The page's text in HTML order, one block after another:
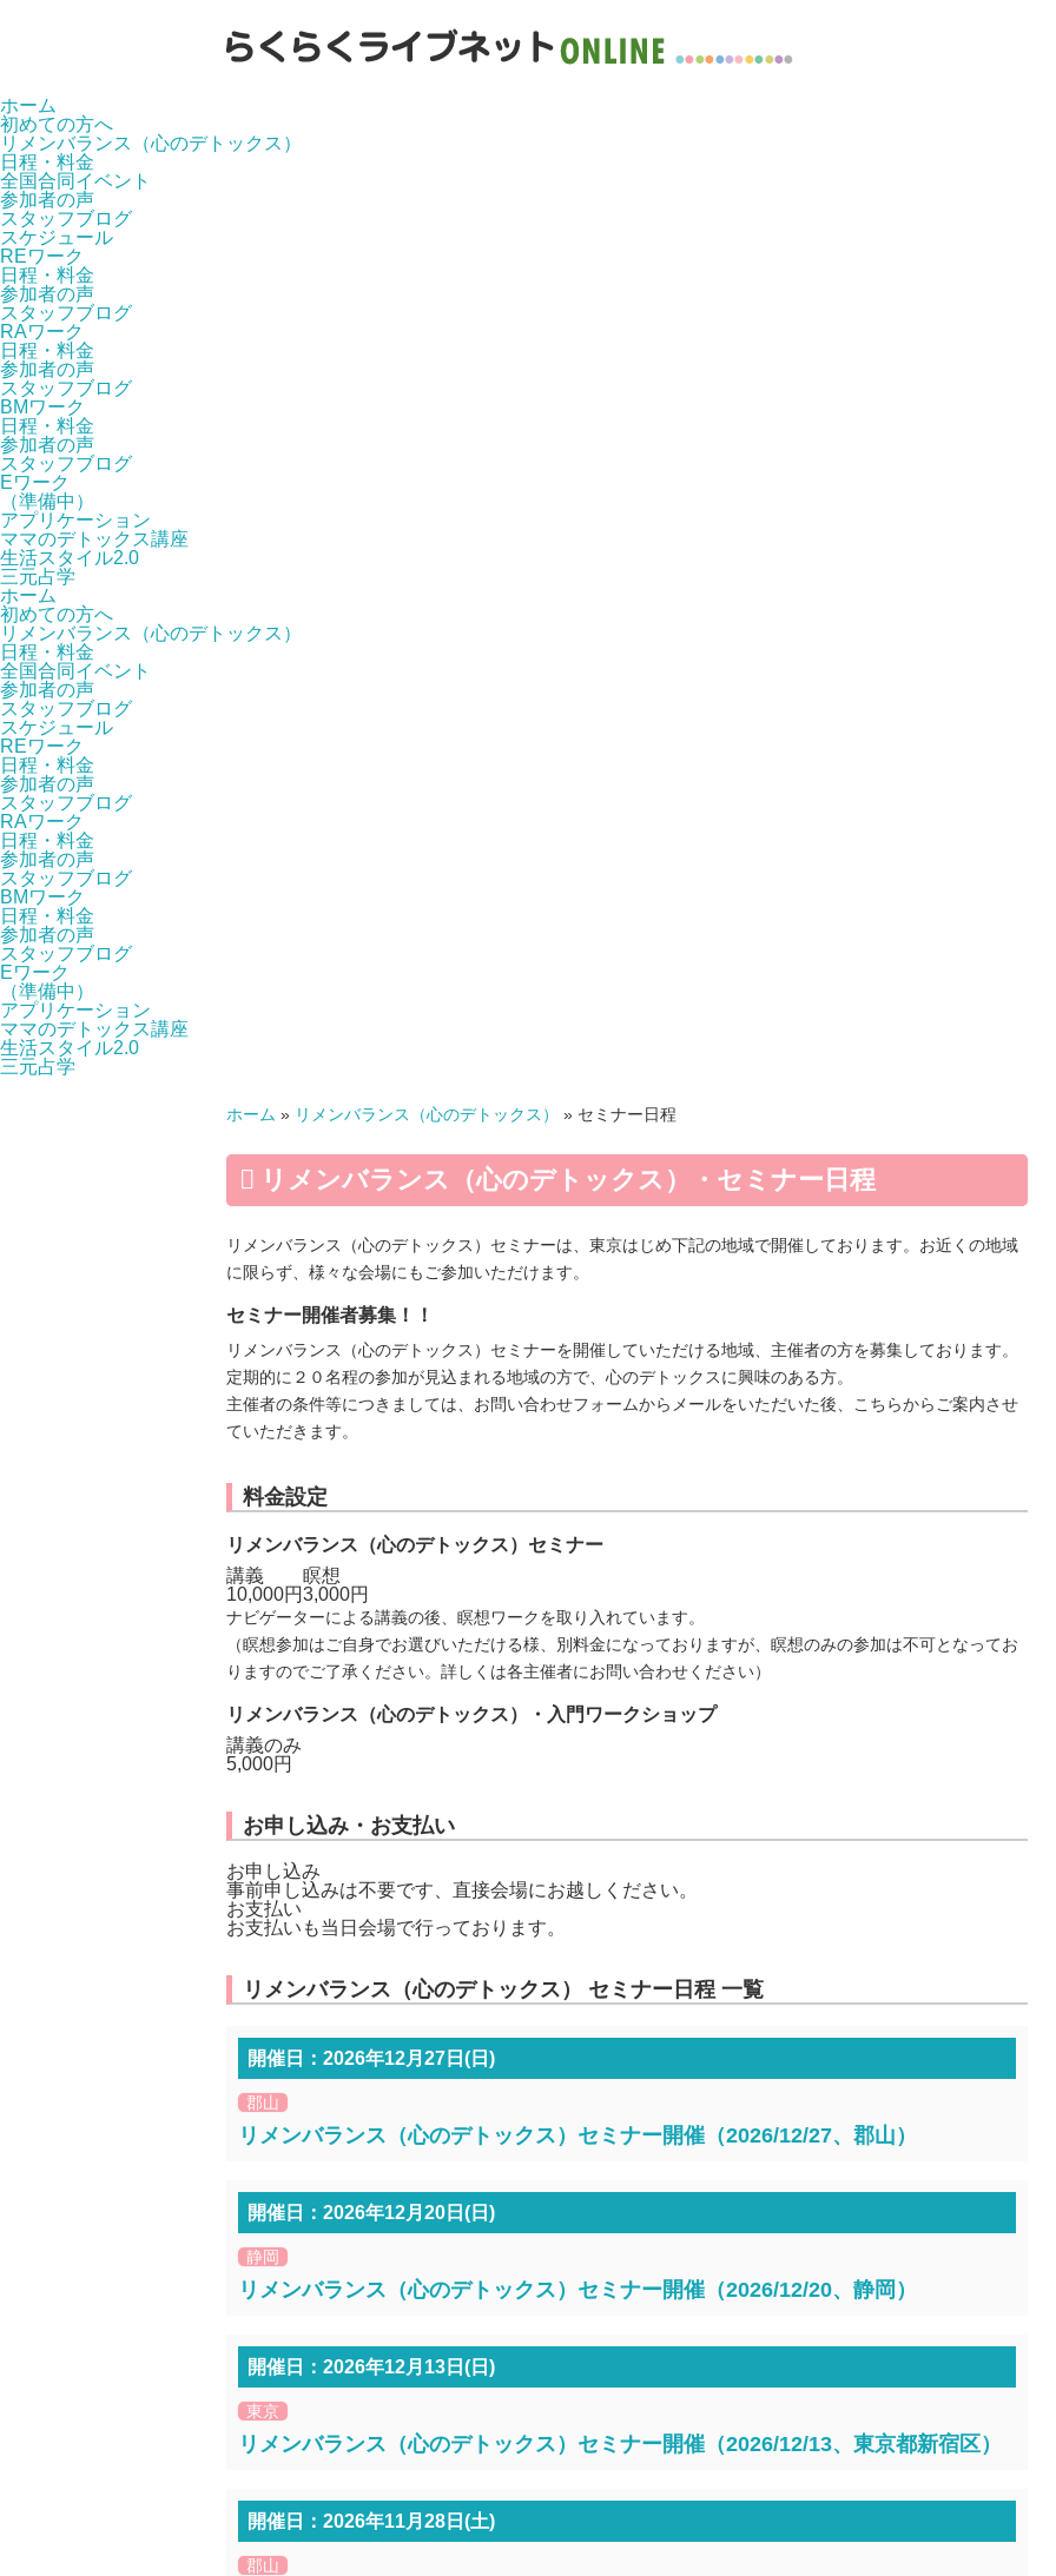
●●●●●●●●●●●●
ホーム
初めての方へ
リメンバランス（心のデトックス）
日程・料金
全国合同イベント
参加者の声
スタッフブログ
スケジュール
REワーク
日程・料金
参加者の声
スタッフブログ
RAワーク
日程・料金
参加者の声
スタッフブログ
BMワーク
日程・料金
参加者の声
スタッフブログ
Eワーク
（準備中）
アプリケーション
ママのデトックス講座
生活スタイル2.0
三元占学
ホーム
初めての方へ
リメンバランス（心のデトックス）
日程・料金
全国合同イベント
参加者の声
スタッフブログ
スケジュール
REワーク
日程・料金
参加者の声
スタッフブログ
RAワーク
日程・料金
参加者の声
スタッフブログ
BMワーク
日程・料金
参加者の声
スタッフブログ
Eワーク
（準備中）
アプリケーション
ママのデトックス講座
生活スタイル2.0
三元占学
ホーム » リメンバランス（心のデトックス） » セミナー日程
リメンバランス（心のデトックス）・セミナー日程
リメンバランス（心のデトックス）セミナーは、東京はじめ下記の地域で開催しております。お近くの地域
に限らず、様々な会場にもご参加いただけます。
セミナー開催者募集！！
リメンバランス（心のデトックス）セミナーを開催していただける地域、主催者の方を募集しております。
定期的に２０名程の参加が見込まれる地域の方で、心のデトックスに興味のある方。
主催者の条件等につきましては、お問い合わせフォームからメールをいただいた後、こちらからご案内させ
ていただきます。
料金設定
リメンバランス（心のデトックス）セミナー
講義
瞑想
10,000円3,000円
ナビゲーターによる講義の後、瞑想ワークを取り入れています。
（瞑想参加はご自身でお選びいただける様、別料金になっておりますが、瞑想のみの参加は不可となってお
りますのでご了承ください。詳しくは各主催者にお問い合わせください）
リメンバランス（心のデトックス）・入門ワークショップ
講義のみ
5,000円
お申し込み・お支払い
お申し込み
事前申し込みは不要です、直接会場にお越しください。
お支払い
お支払いも当日会場で行っております。
リメンバランス（心のデトックス） セミナー日程 一覧
開催日：2026年12月27日(日)
郡山
リメンバランス（心のデトックス）セミナー開催（2026/12/27、郡山）
開催日：2026年12月20日(日)
静岡
リメンバランス（心のデトックス）セミナー開催（2026/12/20、静岡）
開催日：2026年12月13日(日)
東京
リメンバランス（心のデトックス）セミナー開催（2026/12/13、東京都新宿区）
開催日：2026年11月28日(土)
郡山